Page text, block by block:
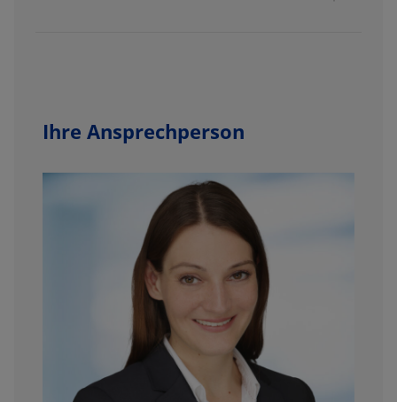
Ihre Ansprechperson